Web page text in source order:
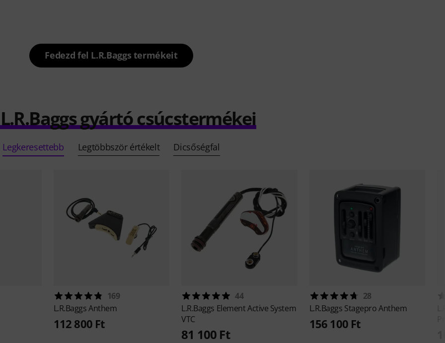
Fedezd fel L.R.Baggs termékeit
gyártó csúcstermékei
Legkeresettebb Legtöbbször értékelt Dicsőségfal
169
L.R.BaggsAnthem
112 800 Ft
44
L.R.Baggs Element Active System
VTC
81 100 Ft
28
L.R.Baggs Stagepro Anthem
156 100 Ft